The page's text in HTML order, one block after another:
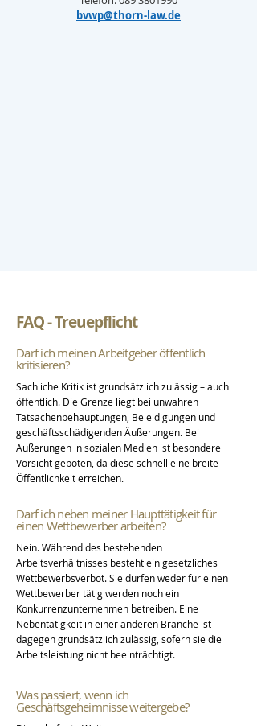
bvwp@thorn-law.de
FAQ - Treuepflicht
Darf ich meinen Arbeitgeber öffentlich
kritisieren?
Sachliche Kritik ist grundsätzlich zulässig – auch
öffentlich. Die Grenze liegt bei unwahren
Tatsachenbehauptungen, Beleidigungen und
geschäftsschädigenden Äußerungen. Bei
Äußerungen in sozialen Medien ist besondere
Vorsicht geboten, da diese schnell eine breite
Öffentlichkeit erreichen.
Darf ich neben meiner Haupttätigkeit für
einen Wettbewerber arbeiten?
Nein. Während des bestehenden
Arbeitsverhältnisses besteht ein gesetzliches
Wettbewerbsverbot. Sie dürfen weder für einen
Wettbewerber tätig werden noch ein
Konkurrenzunternehmen betreiben. Eine
Nebentätigkeit in einer anderen Branche ist
dagegen grundsätzlich zulässig, sofern sie die
Arbeitsleistung nicht beeinträchtigt.
Was passiert, wenn ich
Geschäftsgeheimnisse weitergebe?